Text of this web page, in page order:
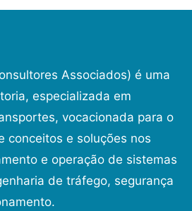
Associados) é uma
especializada em
vocacionada para o
conceitos e soluções nos
e operação de sistemas
de tráfego, segurança